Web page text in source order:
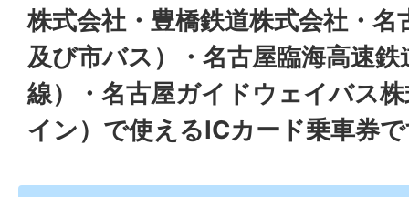
株式会社・豊橋鉄道株式会社・名
及び市バス）・名古屋臨海高速
線）・名古屋ガイドウェイバス
イン）で使えるICカード乗車券